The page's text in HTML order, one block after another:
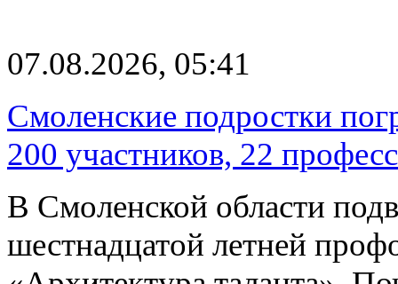
07.08.2026, 05:41
Смоленские подростки
200 участников, 22
В Смоленской области
шестнадцатой летней